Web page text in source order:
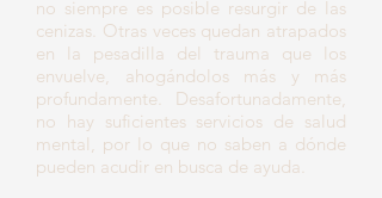
no siempre es posible resurgir de las
cenizas. Otras veces quedan atrapados
en la pesadilla del trauma que los
envuelve, ahogándolos más y más
profundamente. Desafortunadamente,
no hay suficientes servicios de salud
mental, por lo que no saben a dónde
pueden acudir en busca de ayuda.